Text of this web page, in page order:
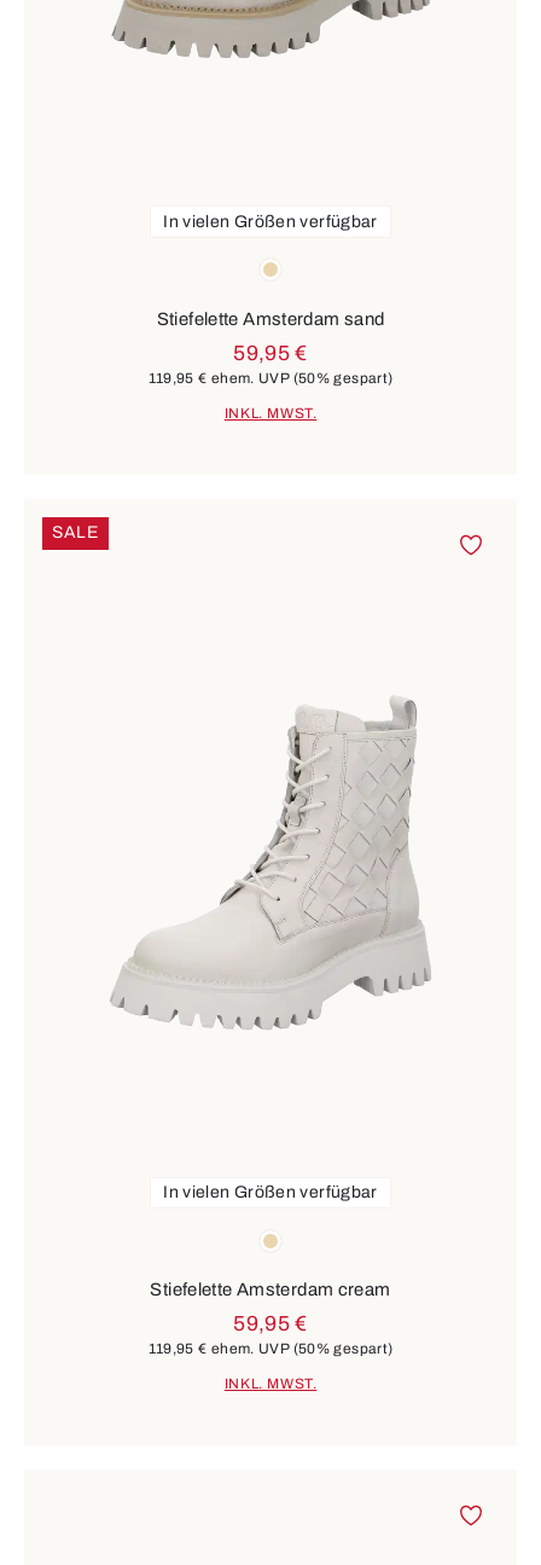
beige
In vielen Größen verfügbar
Stiefelette Amsterdam sand
59,95 €
119,95 € ehem. UVP (50% gespart)
INKL. MWST.
SALE
beige
In vielen Größen verfügbar
Stiefelette Amsterdam cream
59,95 €
119,95 € ehem. UVP (50% gespart)
INKL. MWST.